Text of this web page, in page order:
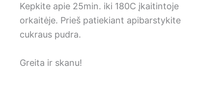
Kepkite apie 25min. iki 180C įkaitintoje
orkaitėje. Prieš patiekiant apibarstykite
cukraus pudra.
Greita ir skanu!